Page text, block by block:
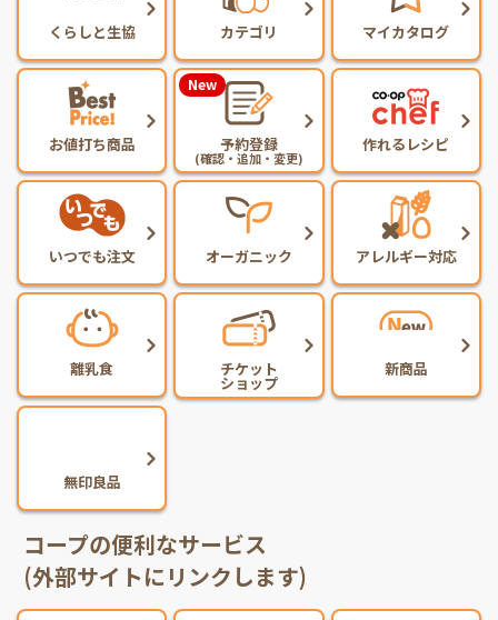
くらしと生協 カテゴリ マイカタログ
お値打ち商品 予約登録
(確認・追加・変更)
New
作れるレシピ
いつでも注文 オーガニック アレルギー対応
離乳食 チケット
ショップ
新商品
無印良品
コープの便利なサービス
(外部サイトにリンクします)